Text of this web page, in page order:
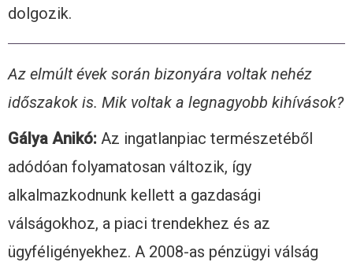
dolgozik.
Az elmúlt évek során bizonyára voltak nehéz
időszakok is. Mik voltak a legnagyobb kihívások?
Gálya Anikó: Az ingatlanpiac természetéből
adódóan folyamatosan változik, így
alkalmazkodnunk kellett a gazdasági
válságokhoz, a piaci trendekhez és az
ügyféligényekhez. A 2008-as pénzügyi válság